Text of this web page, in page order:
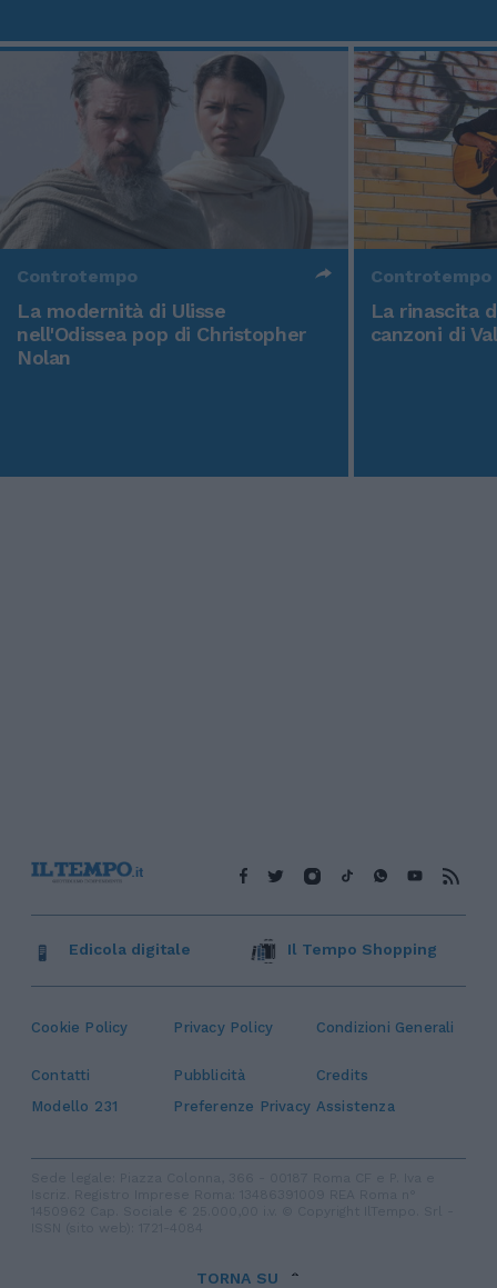
Controtempo
La modernità di Ulisse
nell'Odissea pop di Christopher
Nolan
Controtempo
La rinascita
canzoni di
Cookie Policy Privacy Policy Condizioni Generali
Contatti Pubblicità
Credits
Modello 231
Preferenze Privacy Assistenza
Edicola digitale Il Tempo Shopping
TORNA SU